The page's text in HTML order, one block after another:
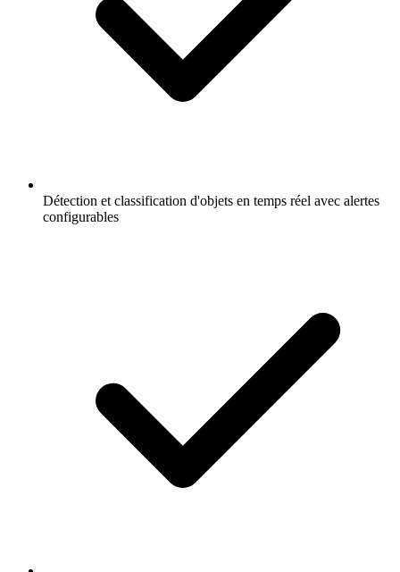
Détection et classification d'objets en temps réel avec alertes
configurables